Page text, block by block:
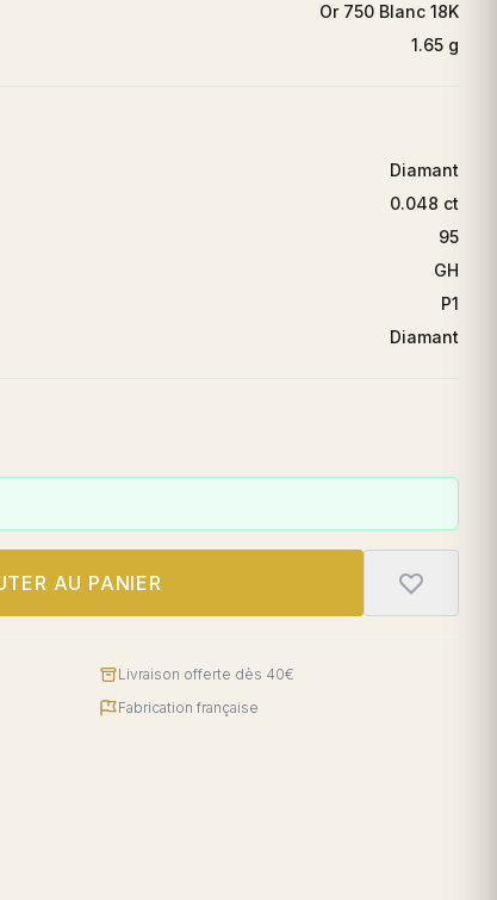
Or 750 Blanc 18K
1.65 g
Diamant
0.048 ct
95
GH
P1
Diamant
AU PANIER
Livraison offerte dès 40€
Fabrication française